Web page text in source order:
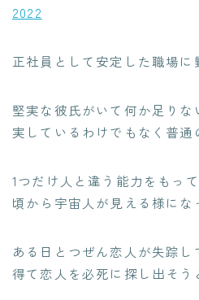
2022
正社員として安定した職場に
堅実な彼氏がいて何か足り
実しているわけでもなく普通
1つだけ人と違う能力をもっ
頃から宇宙人が見える様にな
ある日とつぜん恋人が失踪
得て恋人を必死に探し出そう